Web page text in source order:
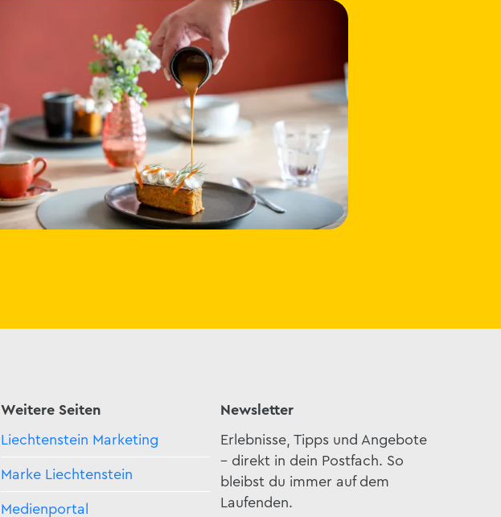
Weitere Seiten
Liechtenstein Marketing
Marke Liechtenstein
Medienportal
Newsletter
Erlebnisse, Tipps und Angebote
– direkt in dein Postfach. So
bleibst du immer auf dem
Laufenden.